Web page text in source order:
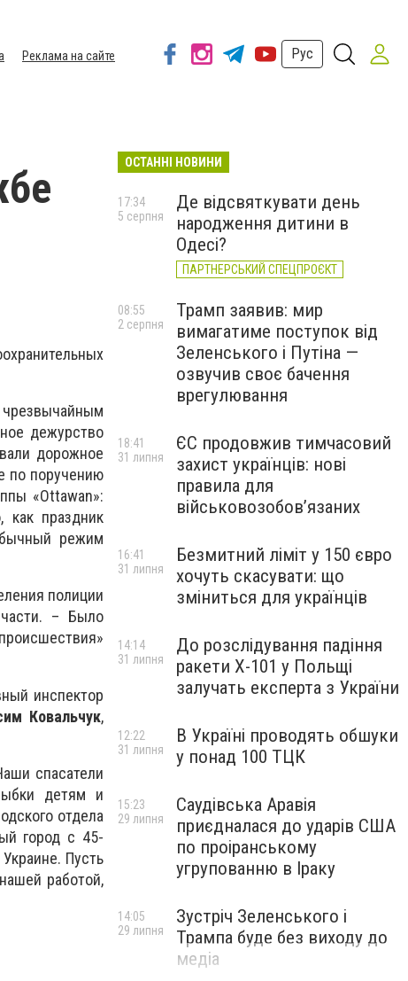
Реклама на сайте
Рус
дежурство
дорожное
по поручению
«Ottawan»:
праздник
режим
полиции
– Было
инспектор
Ковальчук,
спасатели
детям и
отдела
город с 45-
Пусть
работой,
ОСТАННІ НОВИНИ
Де відсвяткувати день
народження дитини в
Одесі?
ПАРТНЕРСЬКИЙ СПЕЦПРОЄКТ
17:34
5 серпня
Трамп заявив: мир
вимагатиме поступок від
Зеленського і Путіна —
озвучив своє бачення
врегулювання
08:55
2 серпня
ЄС продовжив тимчасовий
захист українців: нові
правила для
військовозобов’язаних
18:41
31 липня
Безмитний ліміт у 150 євро
хочуть скасувати: що
зміниться для українців
16:41
31 липня
До розслідування падіння
ракети Х-101 у Польщі
залучать експерта з України
14:14
31 липня
В Україні проводять обшуки
у понад 100 ТЦК
12:22
31 липня
Саудівська Аравія
приєдналася до ударів США
по проіранському
угрупованню в Іраку
15:23
29 липня
Зустріч Зеленського і
Трампа буде без виходу до
медіа
14:05
29 липня